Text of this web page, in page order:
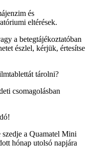
és
eltérések.
a betegtájékoztatóban
észlel, kérjük, értesítse
tárolni?
csomagolásban
a Quamatel Mini
hónap utolsó napjára